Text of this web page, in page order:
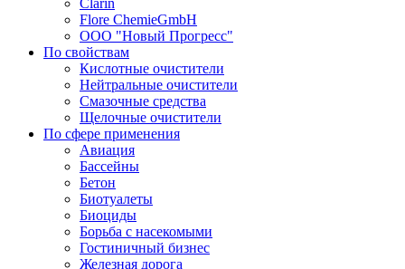
Clarin
Flore ChemieGmbH
ООО "Новый Прогресс"
По свойствам
Кислотные очистители
Нейтральные очистители
Смазочные средства
Щелочные очистители
По сфере применения
Авиация
Бассейны
Бетон
Биотуалеты
Биоциды
Борьба с насекомыми
Гостиничный бизнес
Железная дорога